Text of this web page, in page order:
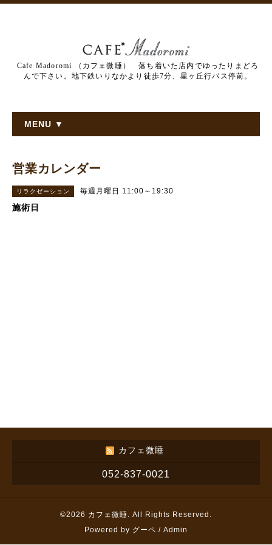
Cafe Madoromi （カフェ微睡） 落ち着いた店内でゆったりまどろ
んで下さい。地下鉄いりなかより徒歩7分、星ヶ丘行バス停前。
MENU ▼
営業カレンダー
リラクゼーション 毎週月曜日 11:00～19:30
施術日
カフェ微睡
052-837-0021
©2026 カフェ微睡. All Rights Reserved.
Powered by グーペ / Admin